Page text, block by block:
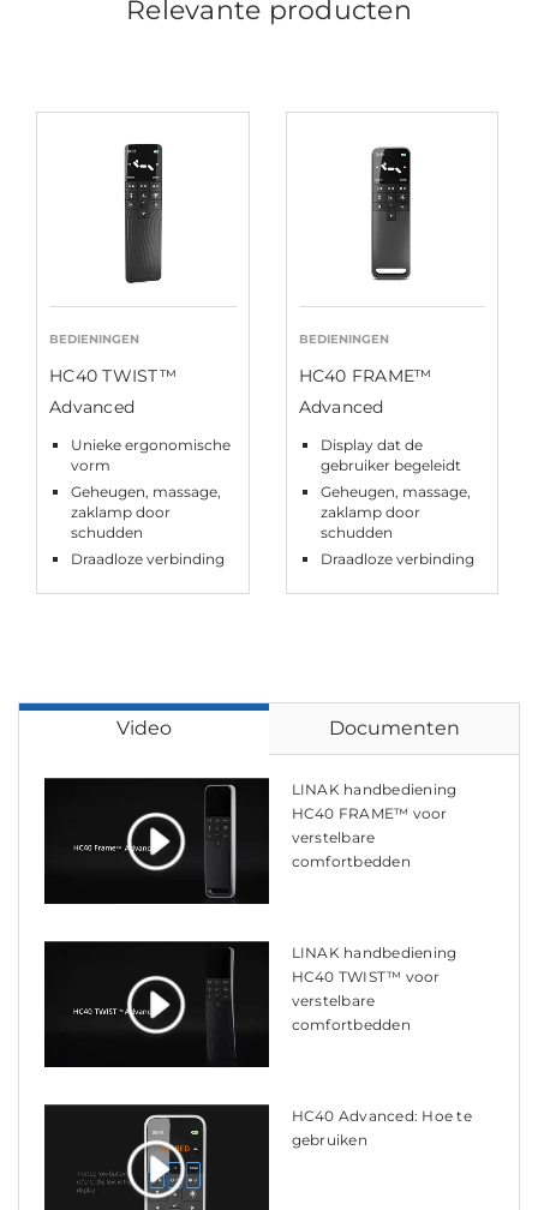
Relevante producten
BEDIENINGEN
HC40 TWIST™
Advanced
Unieke ergonomische
vorm
Geheugen, massage,
zaklamp door
schudden
Draadloze verbinding
BEDIENINGEN
HC40 FRAME™
Advanced
Display dat de
gebruiker begeleidt
Geheugen, massage,
zaklamp door
schudden
Draadloze verbinding
Video Documenten
LINAK handbediening
HC40 FRAME™ voor
verstelbare
comfortbedden
LINAK handbediening
HC40 TWIST™ voor
verstelbare
comfortbedden
HC40 Advanced: Hoe te
gebruiken